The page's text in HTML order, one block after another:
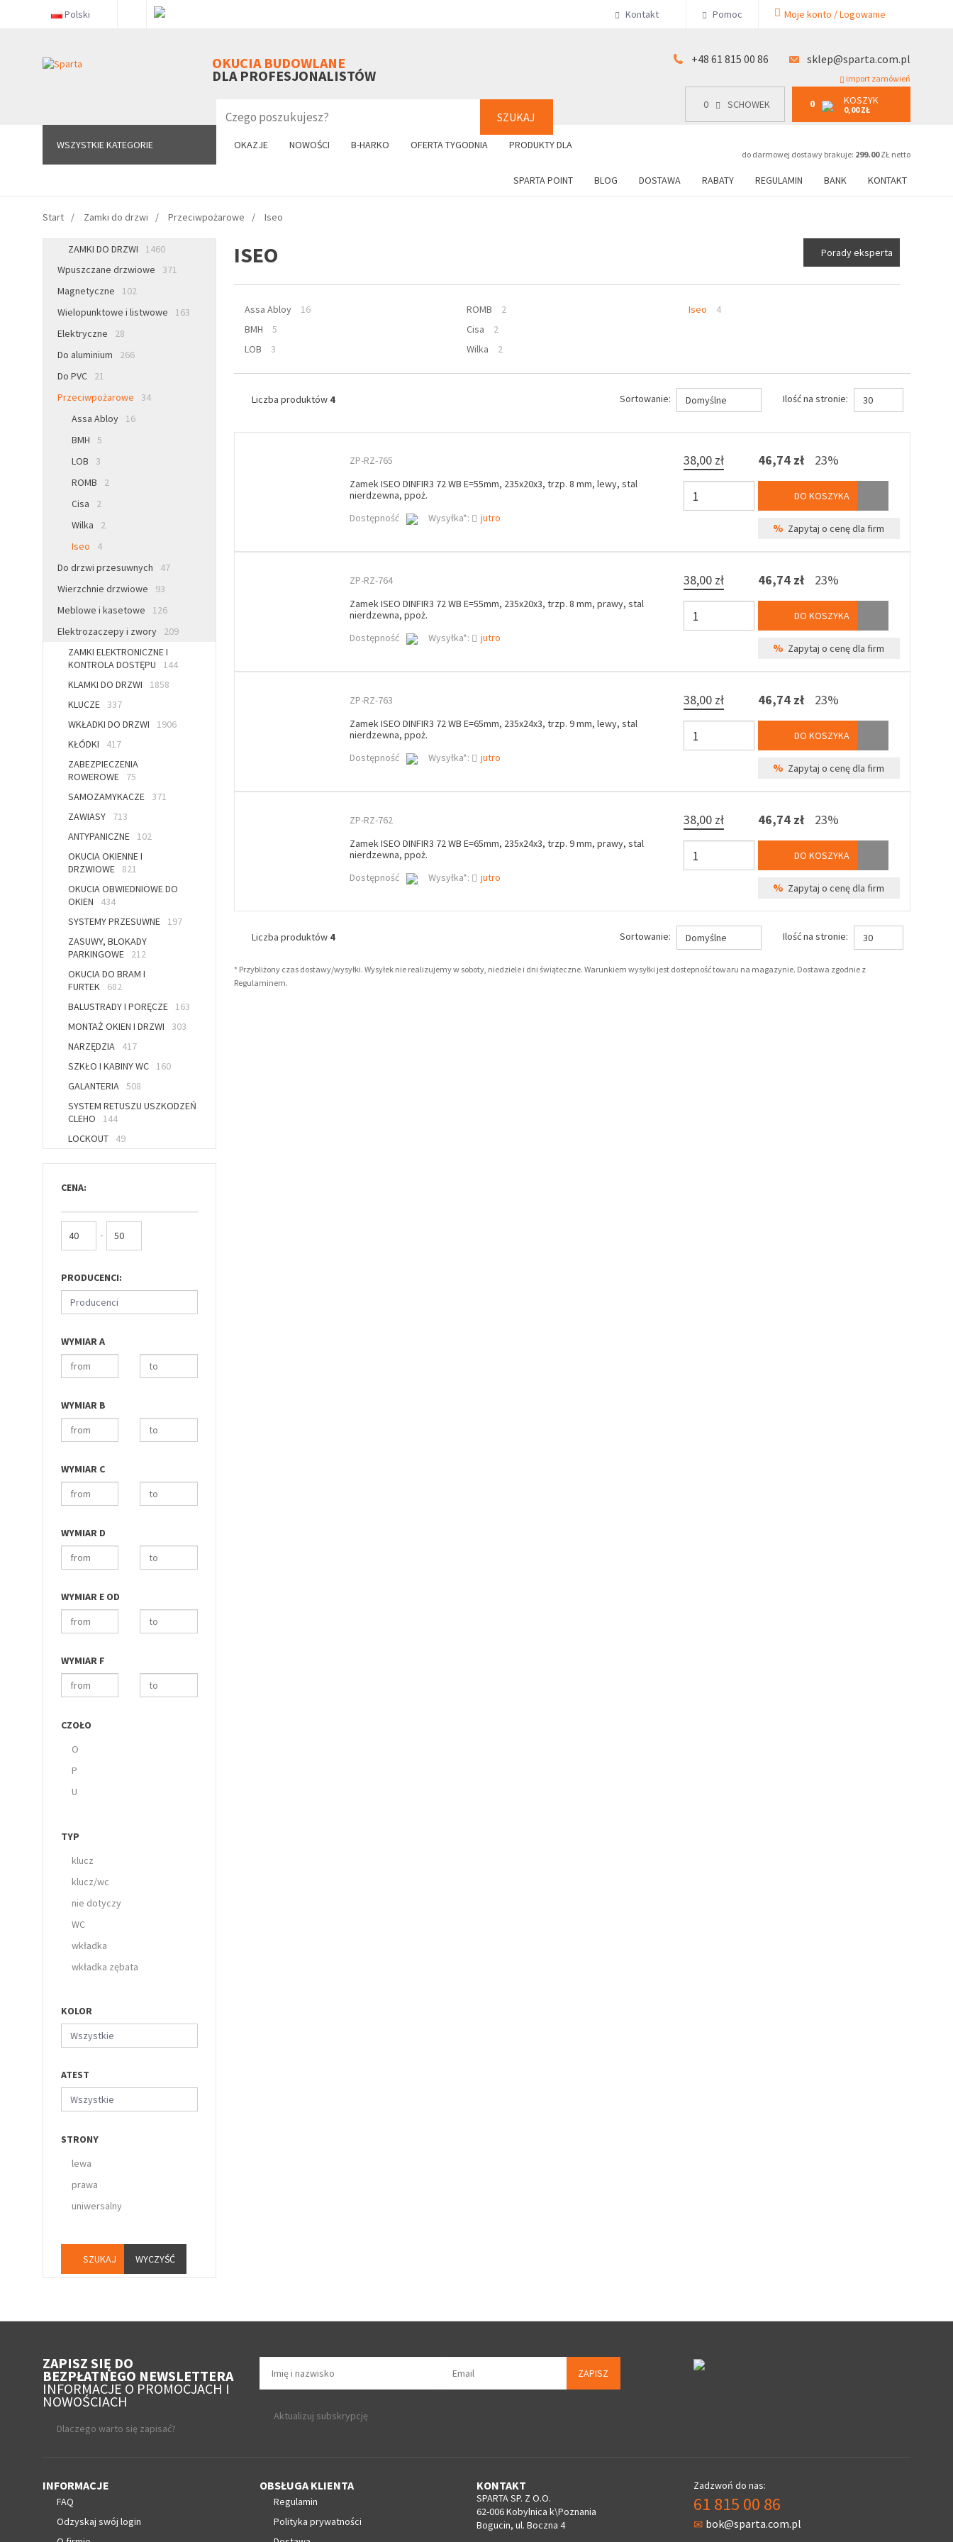
Polski Kontakt Pomoc Moje konto / Logowanie
OKUCIA BUDOWLANE
DLA PROFESJONALISTÓW
SZUKAJ
+48 61 815 00 86 sklep@sparta.com.pl
import zamówień
0 SCHOWEK 0 KOSZYK
0,00 ZŁ
do darmowej dostawy brakuje: 299.00ZŁ netto
WSZYSTKIE KATEGORIE OKAZJE NOWOŚCI B-HARKO OFERTA TYGODNIA PRODUKTY DLA
SPARTA POINT BLOG DOSTAWA RABATY REGULAMIN BANK KONTAKT
WSZYSTKIE KATEGORIE 0 SCHOWEK 0 KOSZYK
0,00 ZŁ
+48 61 815 00 86
Start Zamki do drzwi Przeciwpożarowe Iseo
ZAMKI DO DRZWI
1460
Wpuszczane drzwiowe
371
Magnetyczne
102
Wielopunktowe i listwowe
163
Elektryczne
28
Do aluminium
266
Do PVC
21
Przeciwpożarowe
34
Assa Abloy
16
BMH
5
LOB
3
ROMB
2
Cisa
2
Wilka
2
Iseo
4
Do drzwi przesuwnych
47
Wierzchnie drzwiowe
93
Meblowe i kasetowe
126
Elektrozaczepy i zwory
209
ZAMKI ELEKTRONICZNE I
KONTROLA DOSTĘPU
144
KLAMKI DO DRZWI
1858
KLUCZE
337
WKŁADKI DO DRZWI
1906
KŁÓDKI
417
ZABEZPIECZENIA
ROWEROWE
75
SAMOZAMYKACZE
371
ZAWIASY
713
ANTYPANICZNE
102
OKUCIA OKIENNE I
DRZWIOWE
821
OKUCIA OBWIEDNIOWE DO
OKIEN
434
SYSTEMY PRZESUWNE
197
ZASUWY, BLOKADY
PARKINGOWE
212
OKUCIA DO BRAM I
FURTEK
682
BALUSTRADY I PORĘCZE
163
MONTAŻ OKIEN I DRZWI
303
NARZĘDZIA
417
SZKŁO I KABINY WC
160
GALANTERIA 508
SYSTEM RETUSZU USZKODZEŃ
CLEHO
144
LOCKOUT
49
CENA:
-
PRODUCENCI:
Producenci
WYMIAR A
WYMIAR B
WYMIAR C
WYMIAR D
WYMIAR E OD
WYMIAR F
CZOŁO
O
P
U
TYP
klucz
klucz/wc
nie dotyczy
WC
wkładka
wkładka zębata
KOLOR
Wszystkie
ATEST
Wszystkie
STRONY
lewa
prawa
uniwersalny
WYCZYŚĆ
ISEO Porady eksperta
Assa Abloy
16
BMH
5
LOB
3
ROMB
2
Cisa
2
Wilka
2
Iseo 4
Liczba produktów 4 Sortowanie: Domyślne Ilość na stronie: 30
ZP-RZ-765
Zamek ISEO DINFIR3 72 WB E=55mm, 235x20x3, trzp. 8 mm, lewy, stal
nierdzewna, ppoż.
Dostępność
Wysyłka*: jutro
38,00 zł 46,74 zł 23%
DO KOSZYKA
% Zapytaj o cenę dla firm
ZP-RZ-764
Zamek ISEO DINFIR3 72 WB E=55mm, 235x20x3, trzp. 8 mm, prawy, stal
nierdzewna, ppoż.
Dostępność
Wysyłka*: jutro
38,00 zł 46,74 zł 23%
DO KOSZYKA
% Zapytaj o cenę dla firm
ZP-RZ-763
Zamek ISEO DINFIR3 72 WB E=65mm, 235x24x3, trzp. 9 mm, lewy, stal
nierdzewna, ppoż.
Dostępność
Wysyłka*: jutro
38,00 zł 46,74 zł 23%
DO KOSZYKA
% Zapytaj o cenę dla firm
ZP-RZ-762
Zamek ISEO DINFIR3 72 WB E=65mm, 235x24x3, trzp. 9 mm, prawy, stal
nierdzewna, ppoż.
Dostępność
Wysyłka*: jutro
38,00 zł 46,74 zł 23%
DO KOSZYKA
% Zapytaj o cenę dla firm
Liczba produktów 4 Sortowanie: Domyślne Ilość na stronie: 30
* Przybliżony czas dostawy/wysyłki. Wysyłek nie realizujemy w soboty, niedziele i dni świąteczne. Warunkiem wysyłki jest dostepność towaru na magazynie. Dostawa zgodnie z
Regulaminem.
ZAPISZ SIĘ DO
BEZPŁATNEGO NEWSLETTERA
INFORMACJE O PROMOCJACH I
NOWOŚCIACH
Dlaczego warto się zapisać?
ZAPISZ
Aktualizuj subskrypcję
INFORMACJE
FAQ
Odzyskaj swój login
OBSŁUGA KLIENTA
Regulamin
Polityka prywatności
KONTAKT
SPARTA SP. Z O.O.
62-006 Kobylnica k\Poznania
Bogucin, ul. Boczna 4
Zadzwoń do nas:
61 815 00 86
bok@sparta.com.pl